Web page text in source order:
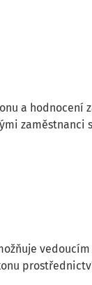
a hodnocení
zaměstnanci